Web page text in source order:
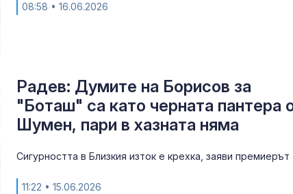
08:58 • 16.06.2026
Радев: Думите на Борисов за
"Боташ" са като черната пантера
Шумен, пари в хазната няма
Сигурността в Близкия изток е крехка, заяви премиерът
11:22 • 15.06.2026
хеликоптери
полети под радара
Как войните
енергиен шок